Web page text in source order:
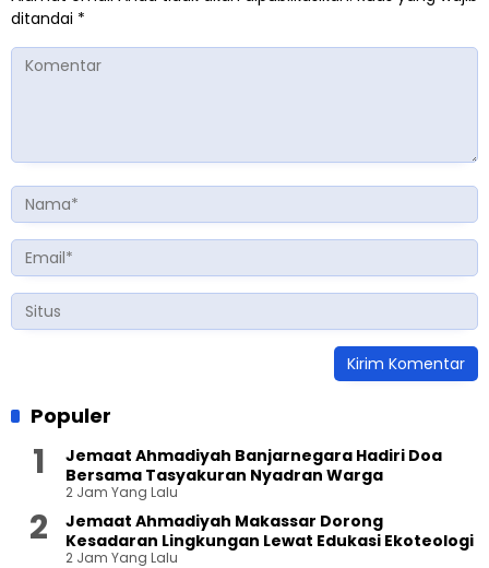
ditandai *
Populer
Jemaat Ahmadiyah Banjarnegara Hadiri Doa
Bersama Tasyakuran Nyadran Warga
2 Jam Yang Lalu
Jemaat Ahmadiyah Makassar Dorong
Kesadaran Lingkungan Lewat Edukasi Ekoteologi
2 Jam Yang Lalu